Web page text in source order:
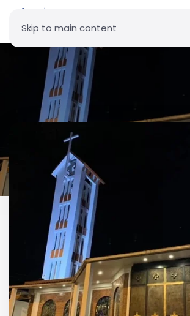
Skip to main content
Parroquia
Corazones - San